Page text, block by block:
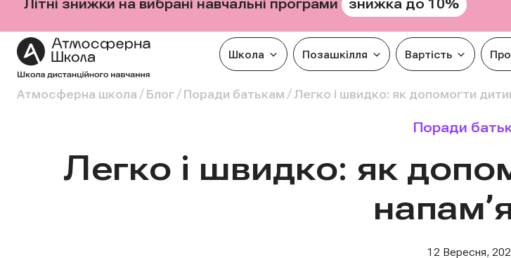
Літні знижки на вибрані навчальні програми знижка до 10%
Школа Позашкілля Вартість
Атмосферна школа / Блог / Поради батькам / Легко і швидко: як допомогти
Поради
Легко і швидко: як
12 Вересня,